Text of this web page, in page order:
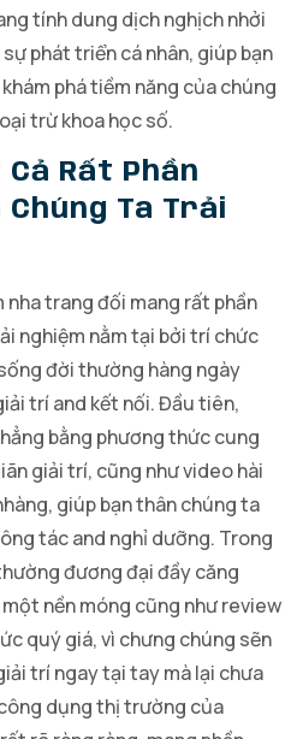
tính dung dịch nghịch nhởi
phát triển cá nhân, giúp bạn
phá tiềm năng của chúng
trừ khoa học số.
Rất Phần
Chúng Ta Trải
trang đối mang rất phần
nghiệm nằm tại bởi trí chức
đời thường hàng ngày
trí and kết nối. Đầu tiên,
bằng phương thức cung
giải trí, cũng như video hài
giúp bạn thân chúng ta
tác and nghỉ dưỡng. Trong
đương đại đầy căng
nền móng cũng như review
quý giá, vì chưng chúng sẽn
trí ngay tại tay mà lại chưa
dụng thị trường của